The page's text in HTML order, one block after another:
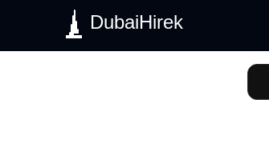
DubaiHirek